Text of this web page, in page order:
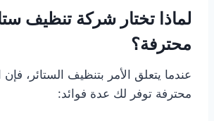
لماذا تختار شركة تنظيف
محترفة؟
عندما يتعلق الأمر بتنظيف الستائر، فإن
محترفة توفر لك عدة فوائد: